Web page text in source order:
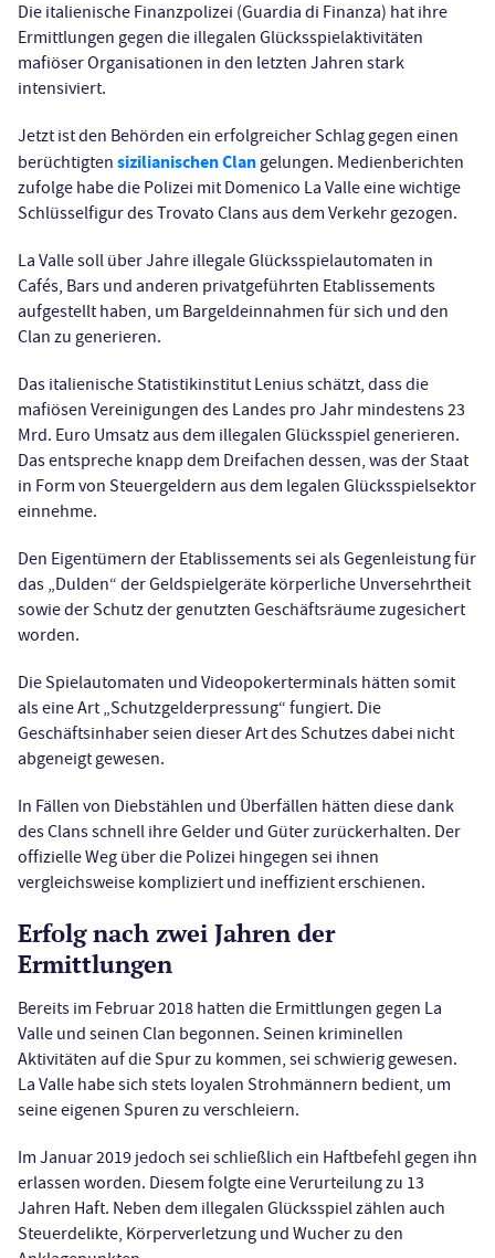
Die italienische Finanzpolizei (Guardia di Finanza) hat ihre
Ermittlungen gegen die illegalen Glücksspielaktivitäten
mafiöser Organisationen in den letzten Jahren stark
intensiviert.
Jetzt ist den Behörden ein erfolgreicher Schlag gegen einen
berüchtigten sizilianischen Clan gelungen. Medienberichten
zufolge habe die Polizei mit Domenico La Valle eine wichtige
Schlüsselfigur des Trovato Clans aus dem Verkehr gezogen.
La Valle soll über Jahre illegale Glücksspielautomaten in
Cafés, Bars und anderen privatgeführten Etablissements
aufgestellt haben, um Bargeldeinnahmen für sich und den
Clan zu generieren.
Das italienische Statistikinstitut Lenius schätzt, dass die
mafiösen Vereinigungen des Landes pro Jahr mindestens 23
Mrd. Euro Umsatz aus dem illegalen Glücksspiel generieren.
Das entspreche knapp dem Dreifachen dessen, was der Staat
in Form von Steuergeldern aus dem legalen Glücksspielsektor
einnehme.
Den Eigentümern der Etablissements sei als Gegenleistung für
das „Dulden“ der Geldspielgeräte körperliche Unversehrtheit
sowie der Schutz der genutzten Geschäftsräume zugesichert
worden.
Die Spielautomaten und Videopokerterminals hätten somit
als eine Art „Schutzgelderpressung“ fungiert. Die
Geschäftsinhaber seien dieser Art des Schutzes dabei nicht
abgeneigt gewesen.
In Fällen von Diebstählen und Überfällen hätten diese dank
des Clans schnell ihre Gelder und Güter zurückerhalten. Der
offizielle Weg über die Polizei hingegen sei ihnen
vergleichsweise kompliziert und ineffizient erschienen.
Erfolg nach zwei Jahren der
Ermittlungen
Bereits im Februar 2018 hatten die Ermittlungen gegen La
Valle und seinen Clan begonnen. Seinen kriminellen
Aktivitäten auf die Spur zu kommen, sei schwierig gewesen.
La Valle habe sich stets loyalen Strohmännern bedient, um
seine eigenen Spuren zu verschleiern.
Im Januar 2019 jedoch sei schließlich ein Haftbefehl gegen ihn
erlassen worden. Diesem folgte eine Verurteilung zu 13
Jahren Haft. Neben dem illegalen Glücksspiel zählen auch
Steuerdelikte, Körperverletzung und Wucher zu den